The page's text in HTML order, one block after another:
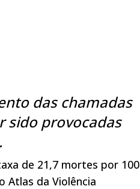
das chamadas
sido provocadas
de 21,7 mortes por 100
Atlas da Violência